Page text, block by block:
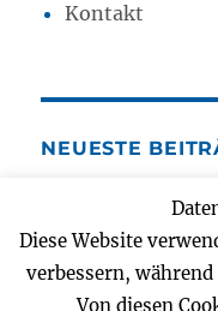
Kontakt
NEUESTE
E-Mobilität
17. September 2025
Wir suchen
Diese Website
verbessern,
Von diesen